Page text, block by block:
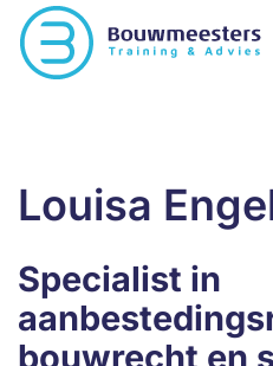
Louisa
Specialist in
bouwrecht en